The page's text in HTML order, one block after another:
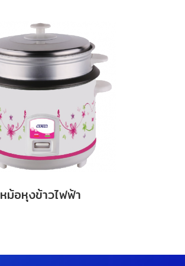
หม้อหุงข้าวไฟฟ้า